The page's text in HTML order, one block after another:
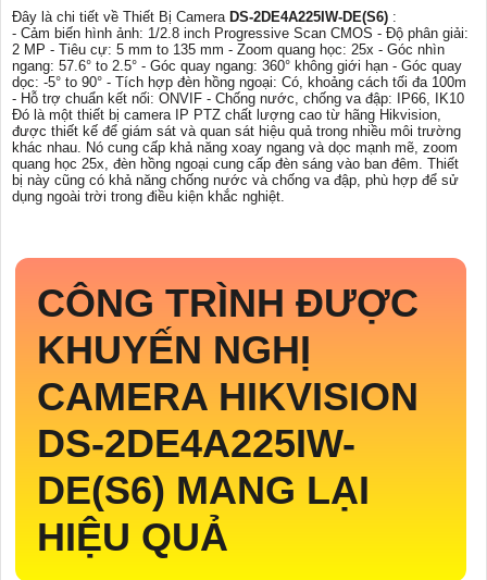
Đây là chi tiết về Thiết Bị Camera DS-2DE4A225IW-DE(S6) :
- Cảm biến hình ảnh: 1/2.8 inch Progressive Scan CMOS - Độ phân giải:
2 MP - Tiêu cự: 5 mm to 135 mm - Zoom quang học: 25x - Góc nhìn
ngang: 57.6° to 2.5° - Góc quay ngang: 360° không giới hạn - Góc quay
dọc: -5° to 90° - Tích hợp đèn hồng ngoại: Có, khoảng cách tối đa 100m
- Hỗ trợ chuẩn kết nối: ONVIF - Chống nước, chống va đập: IP66, IK10
Đó là một thiết bị camera IP PTZ chất lượng cao từ hãng Hikvision,
được thiết kế để giám sát và quan sát hiệu quả trong nhiều môi trường
khác nhau. Nó cung cấp khả năng xoay ngang và dọc mạnh mẽ, zoom
quang học 25x, đèn hồng ngoại cung cấp đèn sáng vào ban đêm. Thiết
bị này cũng có khả năng chống nước và chống va đập, phù hợp để sử
dụng ngoài trời trong điều kiện khắc nghiệt.
CÔNG TRÌNH ĐƯỢC
KHUYẾN NGHỊ
CAMERA HIKVISION
DS-2DE4A225IW-
DE(S6) MANG LẠI
HIỆU QUẢ